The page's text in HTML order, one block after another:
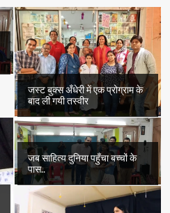
जस्ट बुक्स अँधेरी में एक प्रोग्राम के
बाद ली गयी तस्वीर
जब साहित्य दुनिया पहुँचा बच्चों के
पास..